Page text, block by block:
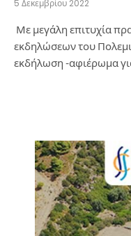
5 Δεκεμβρίου 2022
Με μεγάλη επιτυχία
εκδηλώσεων του
εκδήλωση -αφιέρωμα